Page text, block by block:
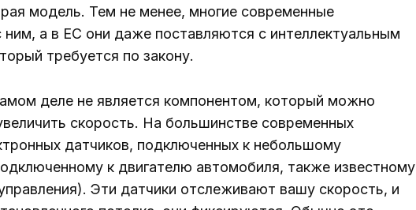
модель. Тем не менее, многие современные
а в ЕС они даже поставляются с интеллектуальным
требуется по закону.
деле не является компонентом, который можно
скорость. На большинстве современных
датчиков, подключенных к небольшому
к двигателю автомобиля, также известному
Эти датчики отслеживают вашу скорость, и